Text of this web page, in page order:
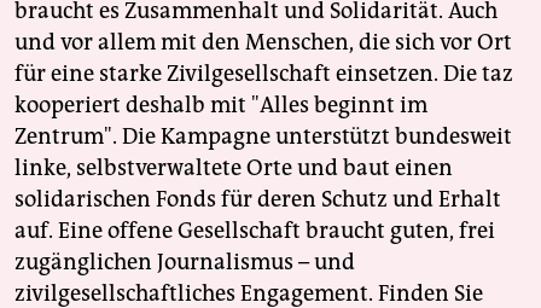
braucht es Zusammenhalt und Solidarität. Auch
und vor allem mit den Menschen, die sich vor Ort
für eine starke Zivilgesellschaft einsetzen. Die taz
kooperiert deshalb mit "Alles beginnt im
Zentrum". Die Kampagne unterstützt bundesweit
linke, selbstverwaltete Orte und baut einen
solidarischen Fonds für deren Schutz und Erhalt
auf. Eine offene Gesellschaft braucht guten, frei
zugänglichen Journalismus – und
zivilgesellschaftliches Engagement. Finden Sie